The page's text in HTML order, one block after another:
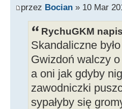
przez Bocian » 10 Mar
RychuGKM
Skandaliczne
Gwizdoń walczy
a oni jak gdyby
zawodniczki
sypałyby się